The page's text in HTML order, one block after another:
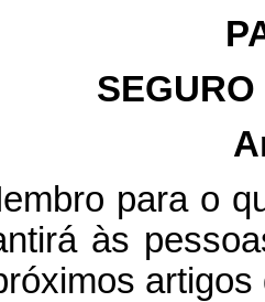
para o
às
artigos